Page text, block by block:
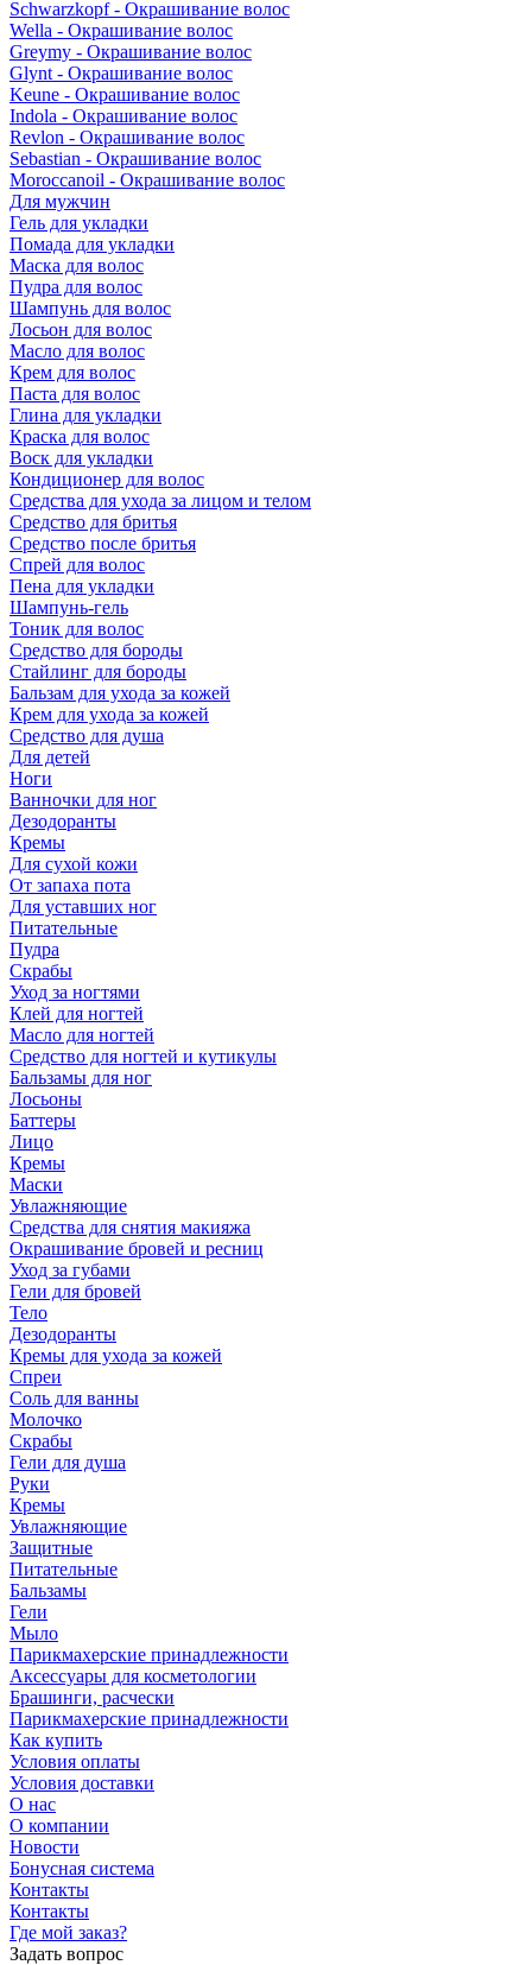
Schwarzkopf - Окрашивание волос
Wella - Окрашивание волос
Greymy - Окрашивание волос
Glynt - Окрашивание волос
Keune - Окрашивание волос
Indola - Окрашивание волос
Revlon - Окрашивание волос
Sebastian - Окрашивание волос
Moroccanoil - Окрашивание волос
Для мужчин
Гель для укладки
Помада для укладки
Маска для волос
Пудра для волос
Шампунь для волос
Лосьон для волос
Масло для волос
Крем для волос
Паста для волос
Глина для укладки
Краска для волос
Воск для укладки
Кондиционер для волос
Средства для ухода за лицом и телом
Средство для бритья
Средство после бритья
Спрей для волос
Пена для укладки
Шампунь-гель
Тоник для волос
Средство для бороды
Стайлинг для бороды
Бальзам для ухода за кожей
Крем для ухода за кожей
Средство для душа
Для детей
Ноги
Ванночки для ног
Дезодоранты
Кремы
Для сухой кожи
От запаха пота
Для уставших ног
Питательные
Пудра
Скрабы
Уход за ногтями
Клей для ногтей
Масло для ногтей
Средство для ногтей и кутикулы
Бальзамы для ног
Лосьоны
Баттеры
Лицо
Кремы
Маски
Увлажняющие
Средства для снятия макияжа
Окрашивание бровей и ресниц
Уход за губами
Гели для бровей
Тело
Дезодоранты
Кремы для ухода за кожей
Спреи
Соль для ванны
Молочко
Скрабы
Гели для душа
Руки
Кремы
Увлажняющие
Защитные
Питательные
Бальзамы
Гели
Мыло
Парикмахерские принадлежности
Аксессуары для косметологии
Брашинги, расчески
Парикмахерские принадлежности
Как купить
Условия оплаты
Условия доставки
О нас
О компании
Новости
Бонусная система
Контакты
Контакты
Где мой заказ?
Задать вопрос